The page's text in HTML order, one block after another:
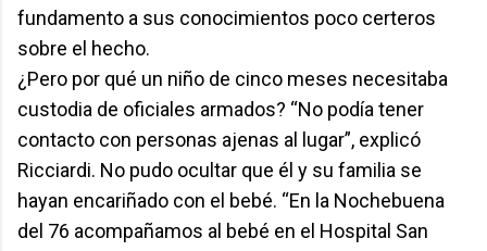
fundamento a sus conocimientos poco certeros
sobre el hecho.
¿Pero por qué un niño de cinco meses necesitaba
custodia de oficiales armados? “No podía tener
contacto con personas ajenas al lugar”, explicó
Ricciardi. No pudo ocultar que él y su familia se
hayan encariñado con el bebé. “En la Nochebuena
del 76 acompañamos al bebé en el Hospital San